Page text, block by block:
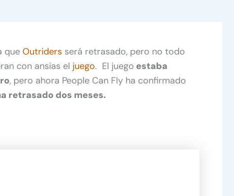
que Outriders será retrasado, pero no todo
con ansias el juego. El juego estaba
, pero ahora People Can Fly ha confirmado
retrasado dos meses.